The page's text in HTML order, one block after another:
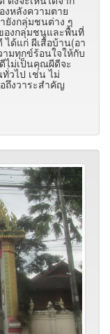
หลังความตาย
ยังกลุ่มชนต่าง ๆ
องกลุ่มชนและพื้นที่
ด้แก่ ผีเสื้อบ้าน(อา
มทุกข์ร้อนใจให้กับ
ไม่เป็นคุณผีดีจะ
วไป เช่น ไม่
ถึงวาระสำคัญ